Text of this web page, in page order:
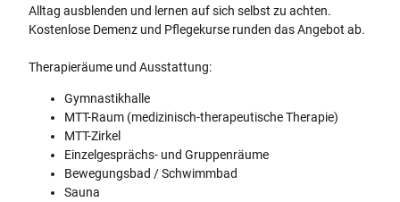
Alltag ausblenden und lernen auf sich selbst zu achten.
Kostenlose Demenz und Pflegekurse runden das Angebot ab.
Therapieräume und Ausstattung:
Gymnastikhalle
MTT-Raum (medizinisch-therapeutische Therapie)
MTT-Zirkel
Einzelgesprächs- und Gruppenräume
Bewegungsbad / Schwimmbad
Sauna